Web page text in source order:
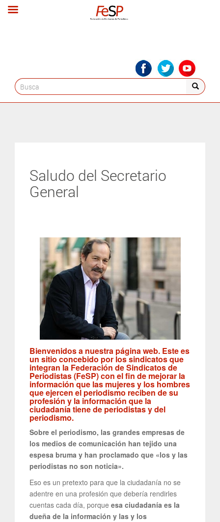
Search
for:
Saludo del Secretario
General
Bienvenidos a nuestra página web. Este es
un sitio concebido por los sindicatos que
integran la Federación de Sindicatos de
Periodistas (FeSP) con el fin de mejorar la
información que las mujeres y los hombres
que ejercen el periodismo reciben de su
profesión y la información que la
ciudadanía tiene de periodistas y del
periodismo.
Sobre el periodismo, las grandes empresas de
los medios de comunicación han tejido una
espesa bruma y han proclamado que «los y las
periodistas no son noticia».
Eso es un pretexto para que la ciudadanía no se
adentre en una profesión que debería rendirles
cuentas cada día, porque esa ciudadanía es la
dueña de la información y las y los